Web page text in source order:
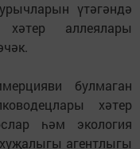
үтәгәндә
аллеялары
булмаган
хәтер
һәм экология
агентлыгы